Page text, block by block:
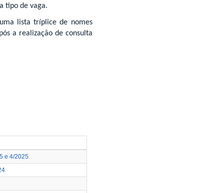
tipo de vaga.
lista tríplice de nomes
a realização de consulta
e 4/2025